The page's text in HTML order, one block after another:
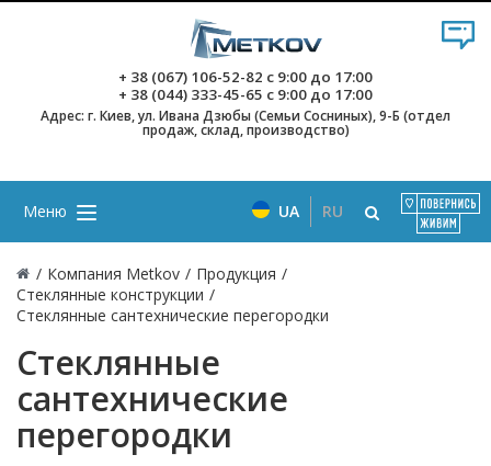
+ 38 (067) 106-52-82 с 9:00 до 17:00
+ 38 (044) 333-45-65 с 9:00 до 17:00
Адрес: г. Киев, ул. Ивана Дзюбы (Семьи Сосниных), 9-Б (отдел
продаж, склад, производство)
Меню UA RU
/ Компания Metkov / Продукция /
Стеклянные конструкции /
Стеклянные сантехнические перегородки
Стеклянные
сантехнические
перегородки